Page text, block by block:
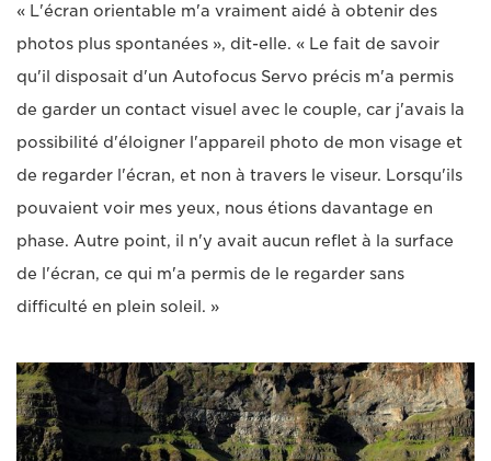
« L'écran orientable m'a vraiment aidé à obtenir des
photos plus spontanées », dit-elle. « Le fait de savoir
qu'il disposait d'un Autofocus Servo précis m'a permis
de garder un contact visuel avec le couple, car j'avais la
possibilité d'éloigner l'appareil photo de mon visage et
de regarder l'écran, et non à travers le viseur. Lorsqu'ils
pouvaient voir mes yeux, nous étions davantage en
phase. Autre point, il n'y avait aucun reflet à la surface
de l'écran, ce qui m'a permis de le regarder sans
difficulté en plein soleil. »